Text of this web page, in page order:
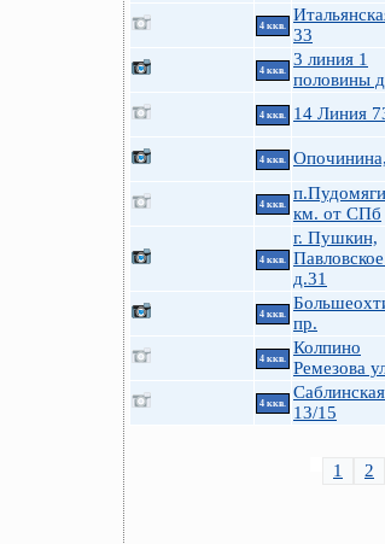
4 ккв.
33
4 ккв.
3 линия 1
половины
4 ккв. 14 Линия
4 ккв.
4 ккв.
км. от СПб
4 ккв.
г. Пушкин,
д.31
4 ккв.
пр.
4 ккв.
Колпино
Ремезова
4 ккв.
13/15
1 2